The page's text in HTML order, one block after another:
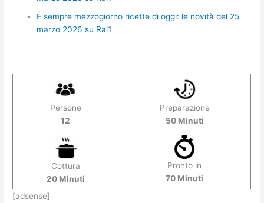
É sempre mezzogiorno ricette di oggi: le novità del 25
marzo 2026 su Rai1
Persone
12
Preparazione
50 Minuti
Cottura
20 Minuti
Pronto in
70 Minuti
[adsense]